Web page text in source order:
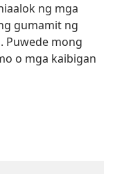
ng mga
gumamit ng
Puwede mong
o mga kaibigan